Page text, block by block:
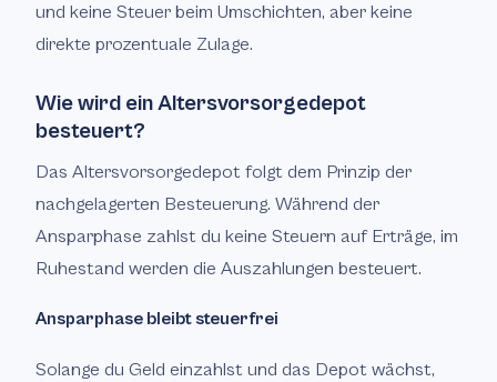
und keine Steuer beim Umschichten, aber keine
direkte prozentuale Zulage.
Wie wird ein Altersvorsorgedepot
besteuert?
Das Altersvorsorgedepot folgt dem Prinzip der
nachgelagerten Besteuerung. Während der
Ansparphase zahlst du keine Steuern auf Erträge, im
Ruhestand werden die Auszahlungen besteuert.
Ansparphase bleibt steuerfrei
Solange du Geld einzahlst und das Depot wächst,